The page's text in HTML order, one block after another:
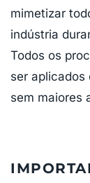
mimetizar
indústria
Todos os
ser aplicados
sem maiores